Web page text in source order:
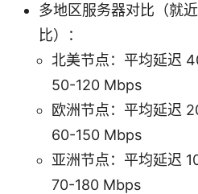
多地区服务器对比（就
比）：
北美节点：平均延迟
50-120 Mbps
欧洲节点：平均延迟
60-150 Mbps
亚洲节点：平均延迟
70-180 Mbps